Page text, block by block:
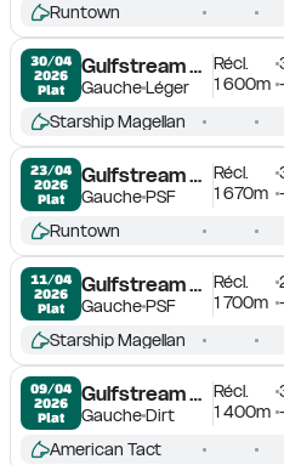
Runtown
30/04
2026
Plat
Gulfstream Park
GaucheLéger
Récl.
1 600m
Starship Magellan
23/04
2026
Plat
Gulfstream Park
GauchePSF
Récl.
1 670m
Runtown
11/04
2026
Plat
Gulfstream Park
GauchePSF
Récl.
1 700m
Starship Magellan
09/04
2026
Plat
Gulfstream Park
GaucheDirt
Récl.
1 400m
American Tact